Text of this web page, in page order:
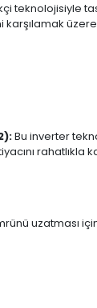
teknolojisiyle
Bu inverter
rahatlıkla
uzatması